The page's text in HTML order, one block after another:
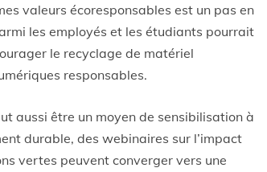
valeurs écoresponsables est un pas en
les employés et les étudiants pourrait
le recyclage de matériel
responsables.
aussi être un moyen de sensibilisation à
durable, des webinaires sur l’impact
vertes peuvent converger vers une